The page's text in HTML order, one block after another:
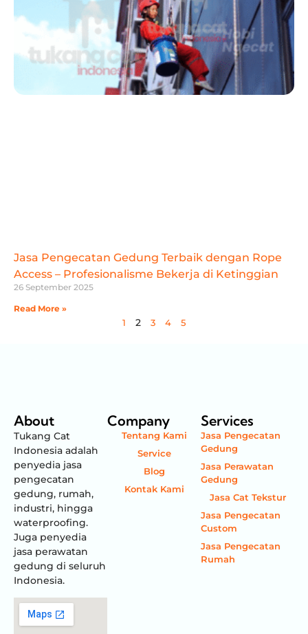
Jasa Pengecatan Gedung Terbaik dengan Rope
Access – Profesionalisme Bekerja di Ketinggian
26 September 2025
Read More »
1 2 3 4 5
About
Tukang Cat
Indonesia adalah
penyedia jasa
pengecatan
gedung, rumah,
industri, hingga
waterproofing.
Juga penyedia
jasa perawatan
gedung di seluruh
Indonesia.
Company
Tentang Kami
Service
Blog
Kontak Kami
Services
Jasa Pengecatan
Gedung
Jasa Perawatan
Gedung
Jasa Cat Tekstur
Jasa Pengecatan
Custom
Jasa Pengecatan
Rumah